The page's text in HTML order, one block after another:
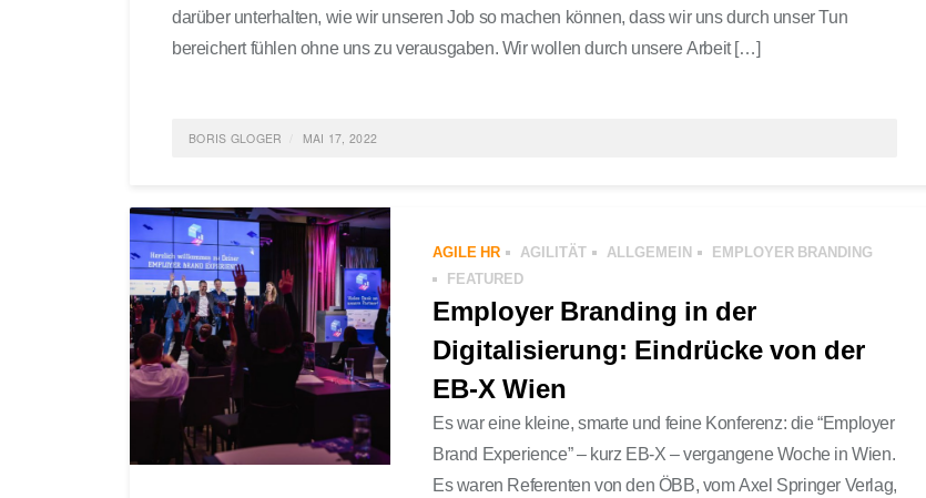
darüber unterhalten, wie wir unseren Job so machen können, dass wir uns durch unser Tun
bereichert fühlen ohne uns zu verausgaben. Wir wollen durch unsere Arbeit […]
BORIS GLOGER MAI 17, 2022
ALLGEMEINTAGGEDENTREPRENEUR; BOOTCAMP; WERTSCHÄTZUNG; TALENTE;
AGILE HR AGILITÄT ALLGEMEIN
EMPLOYER BRANDING
FEATURED
Employer Branding in der
Digitalisierung: Eindrücke von der
EB-X Wien
Es war eine kleine, smarte und feine Konferenz: die “Employer
Brand Experience” – kurz EB-X – vergangene Woche in Wien.
Es waren Referenten von den ÖBB, vom Axel Springer Verlag,